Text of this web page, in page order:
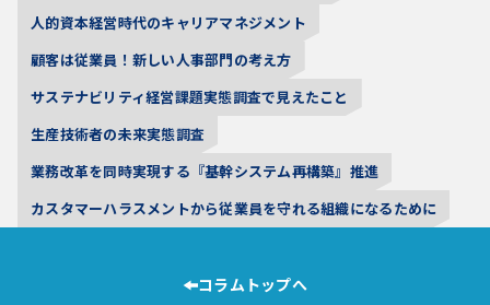
人的資本経営時代のキャリアマネジメント
顧客は従業員！新しい人事部門の考え方
サステナビリティ経営課題実態調査で見えたこと
生産技術者の未来実態調査
業務改革を同時実現する『基幹システム再構築』推進
カスタマーハラスメントから従業員を守れる組織になるために
コラムトップへ